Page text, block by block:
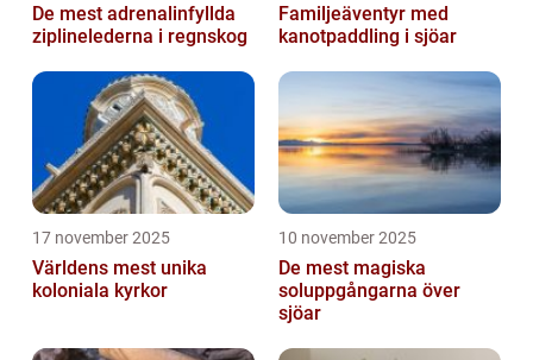
De mest adrenalinfyllda
ziplinelederna i regnskog
Familjeäventyr med
kanotpaddling i sjöar
17 november 2025
Världens mest unika
koloniala kyrkor
10 november 2025
De mest magiska
soluppgångarna över
sjöar